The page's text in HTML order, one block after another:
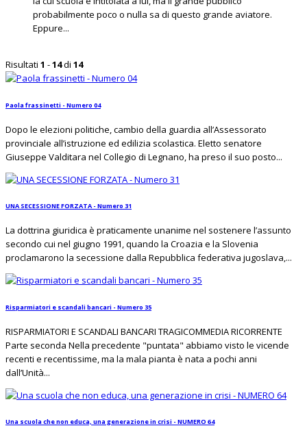
probabilmente poco o nulla sa di questo grande aviatore.
Eppure...
Risultati 1 -14di 14
Paola frassinetti - Numero 04
Dopo le elezioni politiche, cambio della guardia all’Assessorato
provinciale all’istruzione ed edilizia scolastica. Eletto senatore
Giuseppe Valditara nel Collegio di Legnano, ha preso il suo posto...
UNA SECESSIONE FORZATA - Numero 31
La dottrina giuridica è praticamente unanime nel sostenere l’assunto
secondo cui nel giugno 1991, quando la Croazia e la Slovenia
proclamarono la secessione dalla Repubblica federativa jugoslava,...
Risparmiatori e scandali bancari - Numero 35
RISPARMIATORI E SCANDALI BANCARI TRAGICOMMEDIA RICORRENTE
Parte seconda Nella precedente "puntata" abbiamo visto le vicende
recenti e recentissime, ma la mala pianta è nata a pochi anni
dall’Unità...
Una scuola che non educa, una generazione in crisi - NUMERO 64